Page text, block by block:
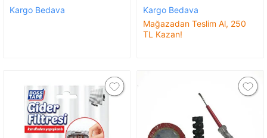
Kargo Bedava
Kargo Bedava
Mağazadan Teslim Al, 250
TL Kazan!